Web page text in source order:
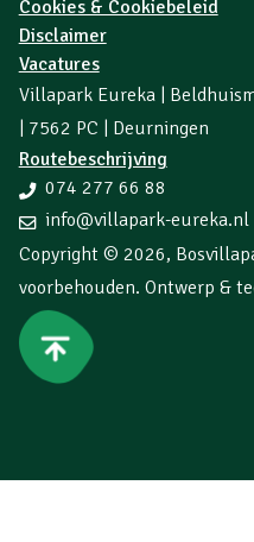
Cookies & Cookiebeleid
Disclaimer
Vacatures
Villapark Eureka |
| 7562 PC | Deurningen
Routebeschrijving
074 277 66 88
info@villapark-eureka.nl
Copyright © 2026,
voorbehouden. Ontwerp &